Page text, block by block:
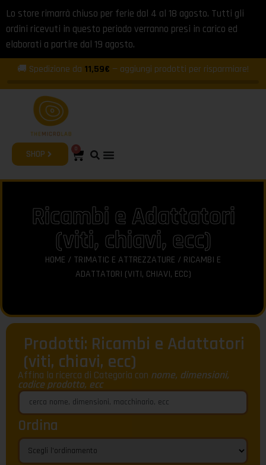
Lo store rimarrà chiuso per ferie dal 4 al 18 agosto. Tutti gli
ordini ricevuti in questo periodo verranno presi in carico ed
elaborati a partire dal 19 agosto.
🚚 Spedizione da 11,59€ — aggiungi prodotti per risparmiare!
SHOP 0
Ricambi e Adattatori
(viti, chiavi, ecc)
HOME / TRIMATIC E ATTREZZATURE / RICAMBI E
ADATTATORI (VITI, CHIAVI, ECC)
Prodotti: Ricambi e Adattatori
(viti, chiavi, ecc)
Affina la ricerca di Categoria con nome, dimensioni,
codice prodotto, ecc
Ordina